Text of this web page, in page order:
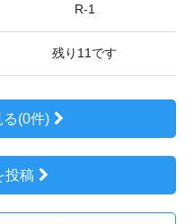
R-1
残り11です
る(0件)
投稿